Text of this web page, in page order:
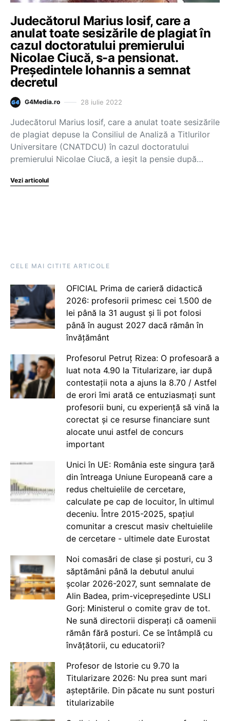
Judecătorul Marius Iosif, care a
anulat toate sesizările de plagiat în
cazul doctoratului premierului
Nicolae Ciucă, s-a pensionat.
Președintele Iohannis a semnat
decretul
G4Media.ro 28 iulie 2022
Judecătorul Marius Iosif, care a anulat toate sesizările
de plagiat depuse la Consiliul de Analiză a Titlurilor
Universitare (CNATDCU) în cazul doctoratului
premierului Nicolae Ciucă, a ieșit la pensie după…
Vezi articolul
CELE MAI CITITE ARTICOLE
OFICIAL Prima de carieră didactică
2026: profesorii primesc cei 1.500 de
lei până la 31 august și îi pot folosi
până în august 2027 dacă rămân în
învățământ
Profesorul Petruț Rizea: O profesoară a
luat nota 4.90 la Titularizare, iar după
contestații nota a ajuns la 8.70 / Astfel
de erori îmi arată ce entuziasmați sunt
profesorii buni, cu experiență să vină la
corectat și ce resurse financiare sunt
alocate unui astfel de concurs
important
Unici în UE: România este singura țară
din întreaga Uniune Europeană care a
redus cheltuielile de cercetare,
calculate pe cap de locuitor, în ultimul
deceniu. Între 2015-2025, spațiul
comunitar a crescut masiv cheltuielile
de cercetare - ultimele date Eurostat
Noi comasări de clase și posturi, cu 3
săptămâni până la debutul anului
școlar 2026-2027, sunt semnalate de
Alin Badea, prim-vicepreședinte USLI
Gorj: Ministerul o comite grav de tot.
Ne sună directorii disperați că oamenii
rămân fără posturi. Ce se întâmplă cu
învățătorii, cu educatorii?
Profesor de Istorie cu 9.70 la
Titularizare 2026: Nu prea sunt mari
așteptările. Din păcate nu sunt posturi
titularizabile